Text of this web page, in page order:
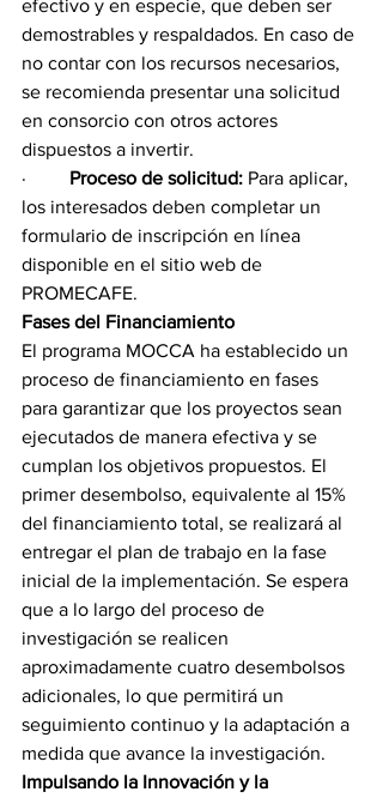
efectivo y en especie, que deben ser
demostrables y respaldados. En caso de
no contar con los recursos necesarios,
se recomienda presentar una solicitud
en consorcio con otros actores
dispuestos a invertir.
· Proceso de solicitud: Para aplicar,
los interesados deben completar un
formulario de inscripción en línea
disponible en el sitio web de
PROMECAFE.
Fases del Financiamiento
El programa MOCCA ha establecido un
proceso de financiamiento en fases
para garantizar que los proyectos sean
ejecutados de manera efectiva y se
cumplan los objetivos propuestos. El
primer desembolso, equivalente al 15%
del financiamiento total, se realizará al
entregar el plan de trabajo en la fase
inicial de la implementación. Se espera
que a lo largo del proceso de
investigación se realicen
aproximadamente cuatro desembolsos
adicionales, lo que permitirá un
seguimiento continuo y la adaptación a
medida que avance la investigación.
Impulsando la Innovación y la